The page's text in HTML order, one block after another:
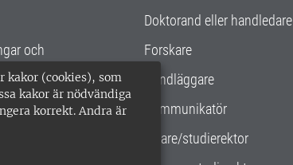
kakor (cookies), som
kakor är nödvändiga
korrekt. Andra är
och
Doktorand eller handledare
Forskare
Handläggare
Kommunikatör
Lärare/studierektor